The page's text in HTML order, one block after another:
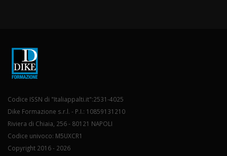
Codice ISSN di "Italiappalti.it":2531-4025
Dike Formazione s.r.l. - P.I.: 10859131210
Riviera di Chiaia, 256 - 80121 NAPOLI
Codice univoco: M5UXCR1
Copyright 2016 - 2026